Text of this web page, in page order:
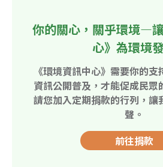
你的關心，關乎環境—
心》為環境
《環境資訊中心》需要你的
資訊公開普及，才能促成民眾
請您加入定期捐款的行列，讓
聲。
前往捐款